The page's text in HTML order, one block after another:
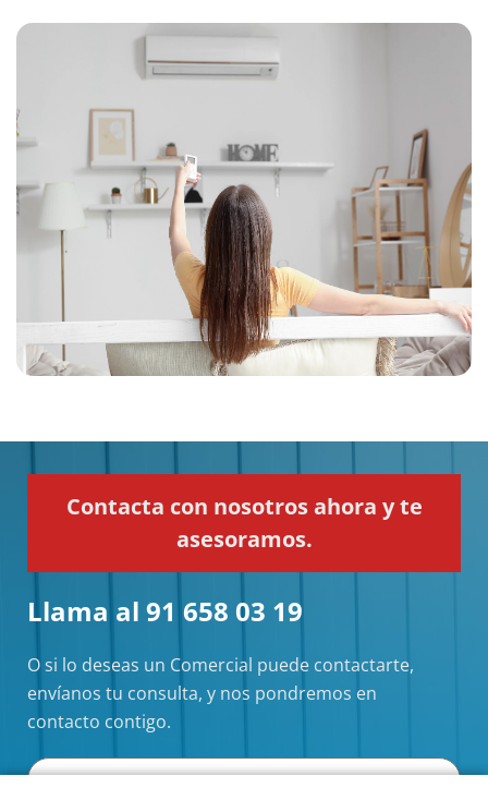
Contacta con nosotros ahora y te
asesoramos.
Llama al 91 658 03 19
O si lo deseas un Comercial puede contactarte,
envíanos tu consulta, y nos pondremos en
contacto contigo.